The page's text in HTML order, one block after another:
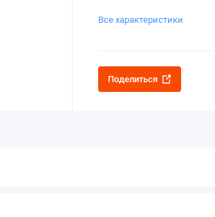
Все характеристики
Поделиться